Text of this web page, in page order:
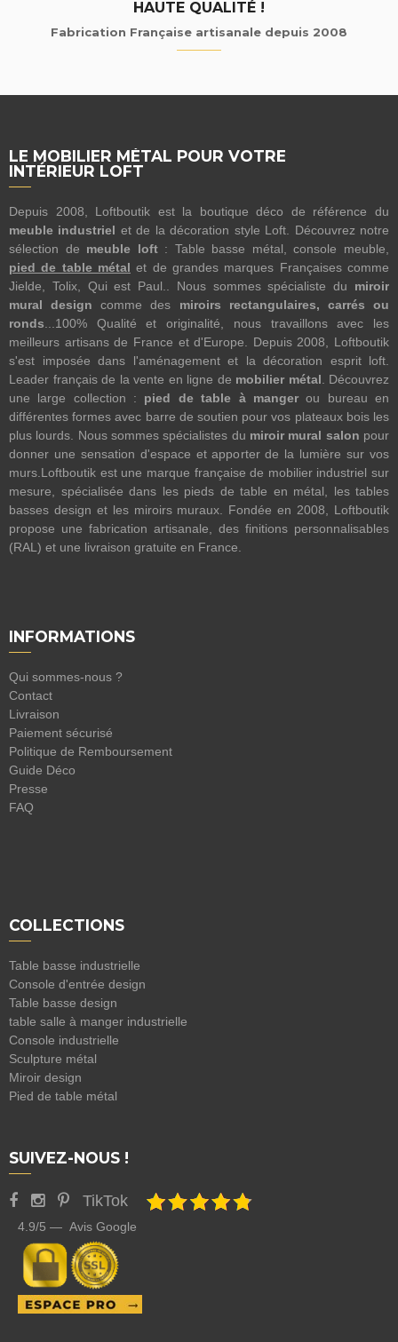
HAUTE QUALITÉ !
Fabrication Française artisanale depuis 2008
LE MOBILIER MÉTAL POUR VOTRE
INTÉRIEUR LOFT
Depuis 2008, Loftboutik est la boutique déco de référence du
meuble industriel et de la décoration style Loft. Découvrez notre
sélection de meuble loft: Table basse métal, console meuble,
pied de table métal et de grandes marques Françaises comme
Jielde, Tolix, Qui est Paul.. Nous sommes spécialiste du miroir
mural design comme des miroirs rectangulaires, carrés ou
ronds ...100% Qualité et originalité, nous travaillons avec les
meilleurs artisans de France et d'Europe. Depuis 2008, Loftboutik
s'est imposée dans l'aménagement et la décoration esprit loft.
Leader français de la vente en ligne de mobilier métal . Découvrez
une large collection : pied de table à mangerou bureau en
différentes formes avec barre de soutien pour vos plateaux bois les
plus lourds. Nous sommes spécialistes du miroir mural salon pour
donner une sensation d'espace et apporter de la lumière sur vos
murs.Loftboutik est une marque française de mobilier industriel sur
mesure, spécialisée dans les pieds de table en métal, les tables
basses design et les miroirs muraux. Fondée en 2008, Loftboutik
propose une fabrication artisanale, des finitions personnalisables
(RAL) et une livraison gratuite en France.
INFORMATIONS
Qui sommes-nous ?
Contact
Livraison
Paiement sécurisé
Politique de Remboursement
Guide Déco
Presse
FAQ
COLLECTIONS
Table basse industrielle
Console d'entrée design
Table basse design
table salle à manger industrielle
Console industrielle
Sculpture métal
Miroir design
Pied de table métal
SUIVEZ-NOUS !
TikTok
4.9/5 — Avis Google